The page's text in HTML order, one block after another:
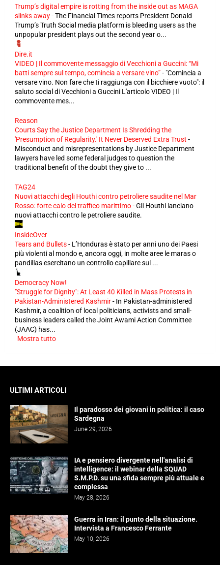
Trump’s digital empire is rotting from the inside out as MAGA
slinks away-The Financial Times reports President Donald
Trump’s Truth Social media platform is bleeding users as the
unpopular president plays out the second year o...
Dire.it
VIDEO | Il commovente messaggio di Vecchioni a Guccini: “Mi
batti sempre sul tempo, comincia a versare vino”- "Comincia a
versare vino. Non fare che ti raggiunga con il bicchiere vuoto": il
saluto social di Vecchioni a Guccini L'articolo VIDEO | Il
commovente mes...
Reason
Courts Say the Justice Department Is Shredding the
'Presumption of Regularity.' It Never Deserved Extra Trust -
Misconduct and misrepresentations by Justice Department
lawyers have led some federal judges to question the
traditional benefit of the doubt they give to ...
TAG24
Nuovi attacchi degli Houthi contro petroliere saudite nel Mar
Rosso: forte calo del traffico marittimo-Gli Houthi lanciano
nuovi attacchi contro le petroliere saudite.
InsideOver
Tears and Bullets- L’Honduras è stato per anni uno dei Paesi
più violenti al mondo e, ancora oggi, in molte aree le maras o
pandillas esercitano un controllo capillare sul ...
Democracy Now!
"Struggle for Dignity": At Least 40 Killed in Mass Protests in
Pakistan-Administered Kashmir- In Pakistan-administered
Kashmir, a coalition of local politicians, activists and small-
business leaders called the Joint Awami Action Committee
(JAAC) has...
Mostra tutto
ULTIMI ARTICOLI
Il paradosso dei giovani in politica: il caso
Sardegna
June 29, 2026
IA e pensiero divergente nell'analisi di
intelligence: il webinar della SQUAD
S.M.P.D. su una sfida sempre più attuale e
complessa
May 28, 2026
Guerra in Iran: il punto della situazione.
Intervista a Francesco Ferrante
May 10, 2026